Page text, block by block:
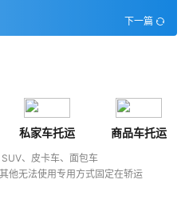
下一篇
私家车托运 商品车托运
、皮卡车、面包车
他无法使用专用方式固定在轿运